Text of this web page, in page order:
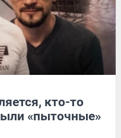
кто-то
«пыточные»